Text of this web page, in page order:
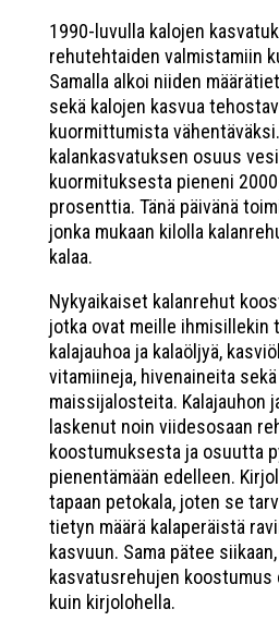
1990-luvulla kalojen
rehutehtaiden valmistamiin
Samalla alkoi niiden
sekä kalojen kasvua
kuormittumista
kalankasvatuksen osuus
kuormituksesta pieneni
prosenttia. Tänä päivänä
jonka mukaan kilolla
kalaa.
Nykyaikaiset kalanrehut
jotka ovat meille ihmisillekin
kalajauhoa ja kalaöljyä,
vitamiineja, hivenaineita
maissijalosteita. Kalajauhon
laskenut noin viidesosaan
koostumuksesta ja osuutta
pienentämään edelleen.
tapaan petokala, joten se
tietyn määrä kalaperäistä
kasvuun. Sama pätee
kasvatusrehujen koostumus
kuin kirjolohella.